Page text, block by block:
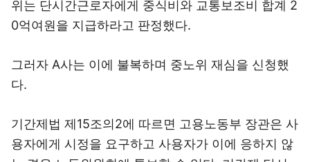
위는 단시간근로자에게 중식비와 교통보조비 합계 2
0억여원을 지급하라고 판정했다.
그러자 A사는 이에 불복하며 중노위 재심을 신청했
다.
기간제법 제15조의2에 따르면 고용노동부 장관은 사
용자에게 시정을 요구하고 사용자가 이에 응하지 않